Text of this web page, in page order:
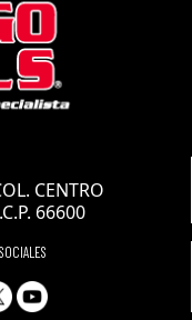
CENTRO
66600